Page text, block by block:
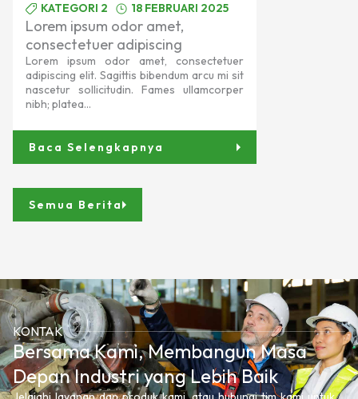
KATEGORI 2 18 FEBRUARI 2025
Lorem ipsum odor amet,
consectetuer adipiscing
Lorem ipsum odor amet, consectetuer
adipiscing elit. Sagittis bibendum arcu mi sit
nascetur sollicitudin. Fames ullamcorper
nibh; platea...
Baca Selengkapnya
Semua Berita
KONTAK
Bersama Kami, Membangun Masa
Depan Industri yang Lebih Baik